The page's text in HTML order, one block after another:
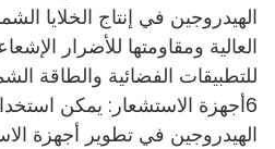
الهيدروجين في إنتاج الخلايا
العالية ومقاومتها للأضرار
للتطبيقات الفضائية والطاقة
6أجهزة الاستشعار: يمكن
الهيدروجين في تطوير أجهزة